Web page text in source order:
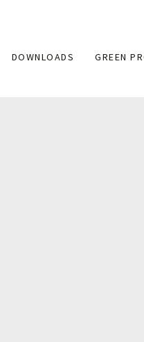
DOWNLOADS GREEN